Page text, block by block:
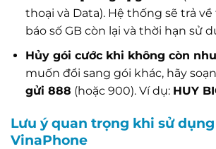
thoại và Data). Hệ thống sẽ trả
báo số GB còn lại và thời hạn sử
Hủy gói cước khi không còn
muốn đổi sang gói khác, hãy soạn
gửi 888 (hoặc 900). Ví dụ: HUY
Lưu ý quan trọng khi sử
VinaPhone